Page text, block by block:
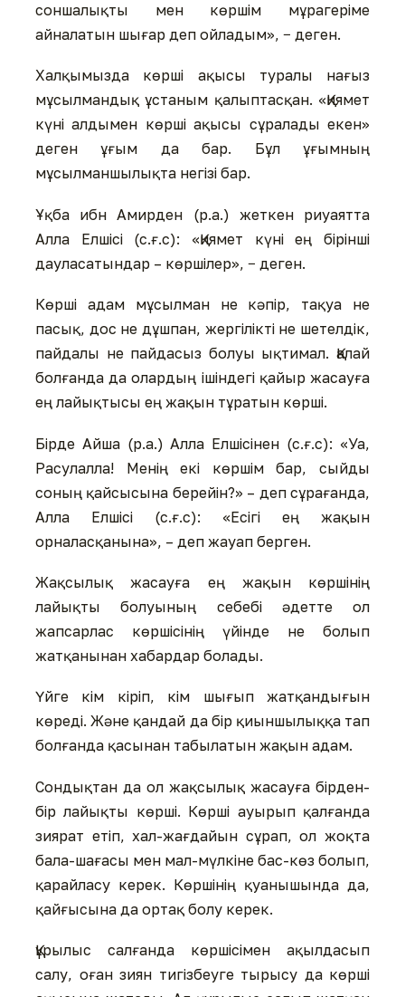
соншалықты мен көршім мұрагеріме
айналатын шығар деп ойладым», − деген.
Халқымызда көрші ақысы туралы нағыз
мұсылмандық ұстаным қалыптасқан. «Қиямет
күні алдымен көрші ақысы сұралады екен»
деген ұғым да бар. Бұл ұғымның
мұсылманшылықта негізі бар.
Ұқба ибн Амирден (р.а.) жеткен риуаятта
Алла Елшісі (с.ғ.с): «Қиямет күні ең бірінші
дауласатындар – көршілер», − деген.
Көрші адам мұсылман не кәпір, тақуа не
пасық, дос не дұшпан, жергілікті не шетелдік,
пайдалы не пайдасыз болуы ықтимал. Қалай
болғанда да олардың ішіндегі қайыр жасауға
ең лайықтысы ең жақын тұратын көрші.
Бірде Айша (р.а.) Алла Елшісінен (с.ғ.с): «Уа,
Расулалла! Менің екі көршім бар, сыйды
соның қайсысына берейін?» – деп сұрағанда,
Алла Елшісі (с.ғ.с): «Есігі ең жақын
орналасқанына», – деп жауап берген.
Жақсылық жасауға ең жақын көршінің
лайықты болуының себебі әдетте ол
жапсарлас көршісінің үйінде не болып
жатқанынан хабардар болады.
Үйге кім кіріп, кім шығып жатқандығын
көреді. Және қандай да бір қиыншылыққа тап
болғанда қасынан табылатын жақын адам.
Сондықтан да ол жақсылық жасауға бірден-
бір лайықты көрші. Көрші ауырып қалғанда
зиярат етіп, хал-жағдайын сұрап, ол жоқта
бала-шағасы мен мал-мүлкіне бас-көз болып,
қарайласу керек. Көршінің қуанышында да,
қайғысына да ортақ болу керек.
Құрылыс салғанда көршісімен ақылдасып
салу, оған зиян тигізбеуге тырысу да көрші